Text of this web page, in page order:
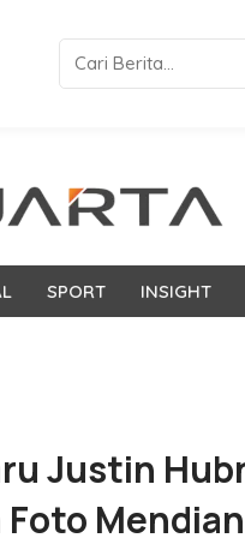
SPORT INSIGHT
Justin